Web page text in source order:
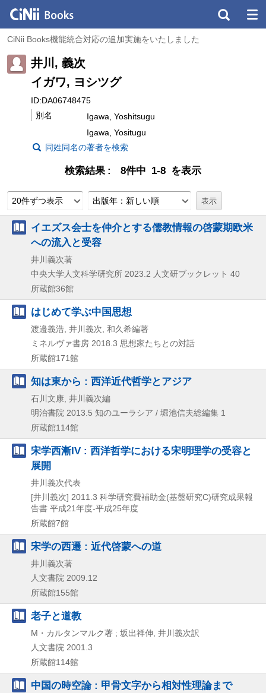
CiNii Books機能統合対応の追加実施をいたしました
井川, 義次
イガワ, ヨシツグ
ID:DA06748475
別名
Igawa, Yoshitsugu
Igawa, Yositugu
同姓同名の著者を検索
検索結果 8件中 1-8 を表示
20件ずつ表示 出版年：新しい順
イエズス会士を仲介とする儒教情報の啓蒙期欧米
への流入と受容
井川義次著
中央大学人文科学研究所 2023.2 人文研ブックレット 40
所蔵館36館
はじめて学ぶ中国思想
渡邉義浩, 井川義次, 和久希編著
ミネルヴァ書房 2018.3 思想家たちとの対話
所蔵館171館
知は東から : 西洋近代哲学とアジア
石川文康, 井川義次編
明治書院 2013.5 知のユーラシア / 堀池信夫総編集 1
所蔵館114館
宋学西漸IV : 西洋哲学における宋明理学の受容と
展開
井川義次代表
[井川義次] 2011.3 科学研究費補助金(基盤研究C)研究成果報
告書 平成21年度-平成25年度
所蔵館7館
宋学の西遷 : 近代啓蒙への道
井川義次著
人文書院 2009.12
所蔵館155館
老子と道教
M・カルタンマルク著 ; 坂出祥伸, 井川義次訳
人文書院 2001.3
所蔵館114館
中国の時空論 : 甲骨文字から相対性理論まで